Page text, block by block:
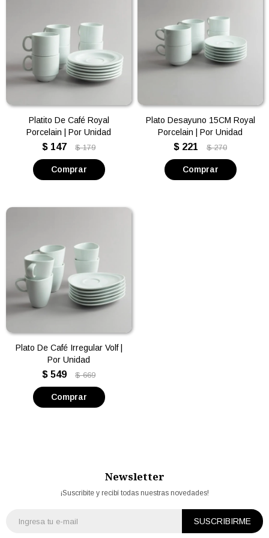
Platito De Café Royal
Porcelain | Por Unidad
$ 147 $ 179
Plato Desayuno 15CM Royal
Porcelain | Por Unidad
$ 221 $ 270
Plato De Café Irregular Volf |
Por Unidad
$ 549 $ 669
Newsletter
¡Suscribite y recibí todas nuestras novedades!
SUSCRIBIRME